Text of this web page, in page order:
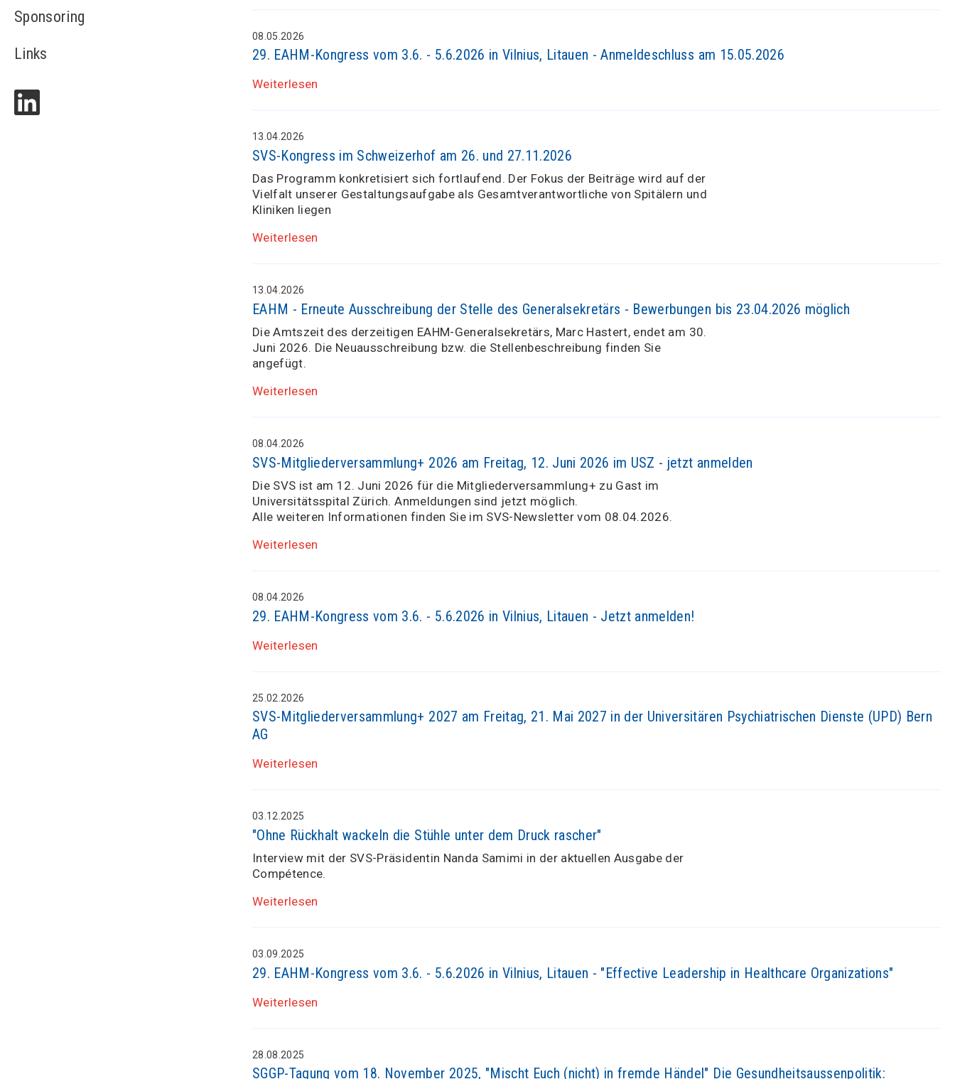
MV+ und SVS-Kongress
Statuten
Kontakt
Medienspiegel
Sponsoring
Links
08.05.2026
29. EAHM-Kongress vom 3.6. - 5.6.2026 in Vilnius, Litauen - Anmeldeschluss am 15.05.2026
Weiterlesen
13.04.2026
SVS-Kongress im Schweizerhof am 26. und 27.11.2026
Das Programm konkretisiert sich fortlaufend. Der Fokus der Beiträge wird auf der
Vielfalt unserer Gestaltungsaufgabe als Gesamtverantwortliche von Spitälern und
Kliniken liegen
Weiterlesen
13.04.2026
EAHM - Erneute Ausschreibung der Stelle des Generalsekretärs - Bewerbungen bis 23.04.2026 möglich
Die Amtszeit des derzeitigen EAHM-Generalsekretärs, Marc Hastert, endet am 30.
Juni 2026. Die Neuausschreibung bzw. die Stellenbeschreibung finden Sie
angefügt.
Weiterlesen
08.04.2026
SVS-Mitgliederversammlung+ 2026 am Freitag, 12. Juni 2026 im USZ - jetzt anmelden
Die SVS ist am 12. Juni 2026 für die Mitgliederversammlung+ zu Gast im
Universitätsspital Zürich. Anmeldungen sind jetzt möglich.
Alle weiteren Informationen finden Sie im SVS-Newsletter vom 08.04.2026.
Weiterlesen
08.04.2026
29. EAHM-Kongress vom 3.6. - 5.6.2026 in Vilnius, Litauen - Jetzt anmelden!
Weiterlesen
25.02.2026
SVS-Mitgliederversammlung+ 2027 am Freitag, 21. Mai 2027 in der Universitären Psychiatrischen Dienste (UPD) Bern
AG
Weiterlesen
03.12.2025
"Ohne Rückhalt wackeln die Stühle unter dem Druck rascher"
Interview mit der SVS-Präsidentin Nanda Samimi in der aktuellen Ausgabe der
Compétence.
Weiterlesen
03.09.2025
29. EAHM-Kongress vom 3.6. - 5.6.2026 in Vilnius, Litauen - "Effective Leadership in Healthcare Organizations"
Weiterlesen
28.08.2025
SGGP-Tagung vom 18. November 2025, "Mischt Euch (nicht) in fremde Händel" Die Gesundheitsaussenpolitik: